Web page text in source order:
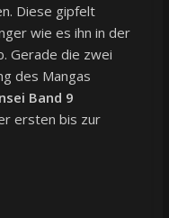
Diese gipfelt
wie es ihn in der
Gerade die zwei
des Mangas
Band 9
ersten bis zur